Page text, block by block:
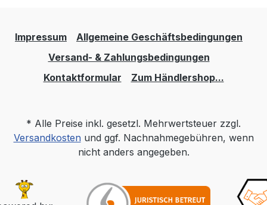
Impressum
Allgemeine Geschäftsbedingungen
Versand- & Zahlungsbedingungen
Kontaktformular
Zum Händlershop...
* Alle Preise inkl. gesetzl. Mehrwertsteuer zzgl.
Versandkostenund ggf. Nachnahmegebühren, wenn
nicht anders angegeben.